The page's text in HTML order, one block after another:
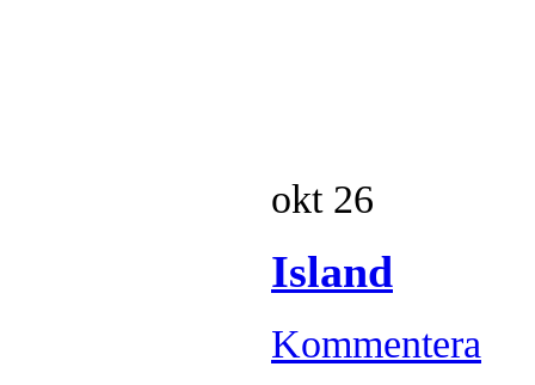
okt26
Island
Kommentera